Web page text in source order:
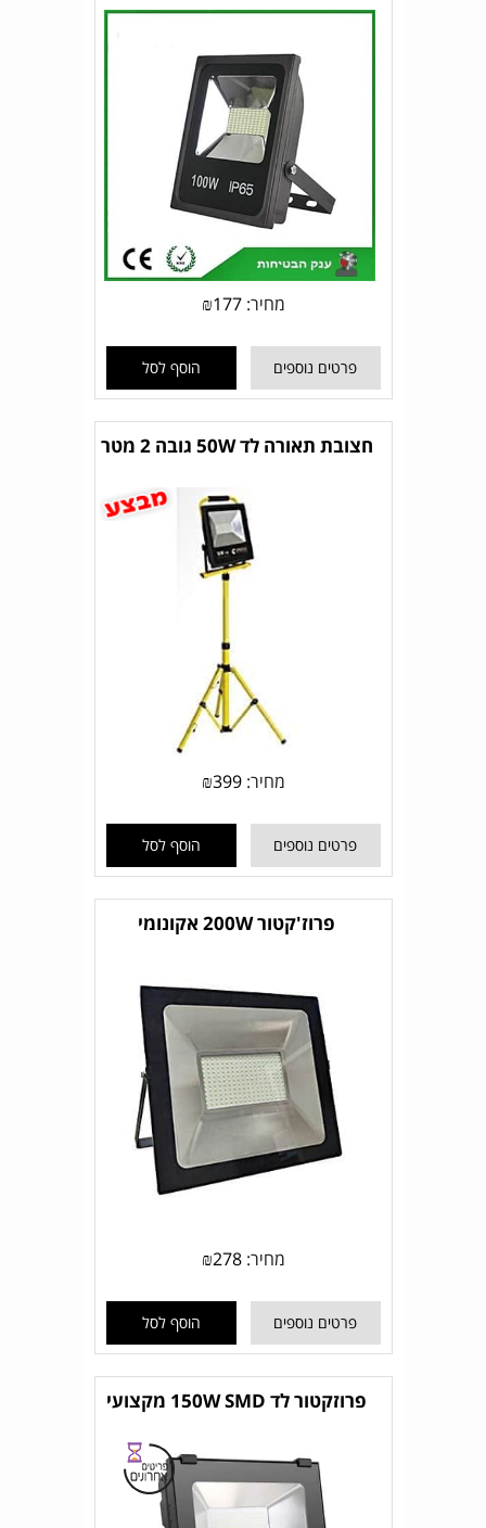
מחיר: ₪177
פרטים נוספים הוסף לסל
חצובת תאורה לד 50W גובה 2 מטר
מחיר: ₪399
פרטים נוספים הוסף לסל
פרוז'קטור 200W אקונומי
מחיר: ₪278
פרטים נוספים הוסף לסל
פרוזקטור לד 150W SMD מקצועי